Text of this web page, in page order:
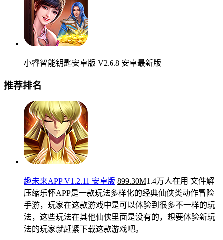
小睿智能钥匙安卓版 V2.6.8 安卓最新版
推荐排名
趣未来APP V1.2.11 安卓版 899.30M1.4万人在用 文件解
压缩乐怀APP是一款玩法多样化的经典仙侠类动作冒险
手游，玩家在这款游戏中是可以体验到很多不一样的玩
法，这些玩法在其他仙侠里面是没有的，想要体验新玩
法的玩家就赶紧下载这款游戏吧。